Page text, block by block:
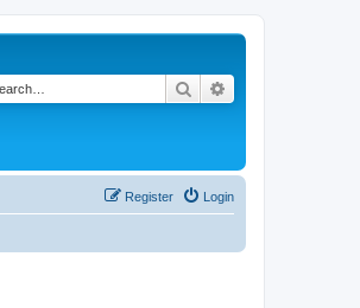
Search
Login
Register